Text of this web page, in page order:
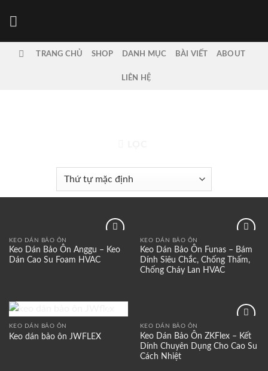
dung
TRANG CHỦ SHOP DANH MỤC BÀI VIẾT ABOUT
LIÊN HỆ
Add to
wishlist
KEO DÁN BẢO ÔN
Keo Dán Bảo Ôn Anggu – Keo
Dán Cao Su Foam HVAC
Add to
wishlist
KEO DÁN BẢO ÔN
Keo Dán Bảo Ôn Funas – Bám
Dính Siêu Chắc, Chống Thấm,
Chống Cháy Lan HVAC
wishlist
KEO DÁN BẢO ÔN
Keo dán bảo ôn JWFLEX
Add to
wishlist
KEO DÁN BẢO ÔN
Keo Dán Bảo Ôn ZKFlex – Kết
Dính Chuyên Dụng Cho Cao Su
Cách Nhiệt